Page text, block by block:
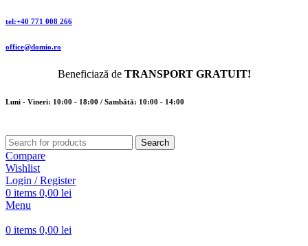
tel:+40 771 008 266
office@domio.ro
Beneficiază de TRANSPORT GRATUIT!
Luni - Vineri: 10:00 - 18:00 / Sambătă: 10:00 - 14:00
Search
Compare
Wishlist
Login / Register
0 items 0,00 lei
Menu
0 items 0,00 lei